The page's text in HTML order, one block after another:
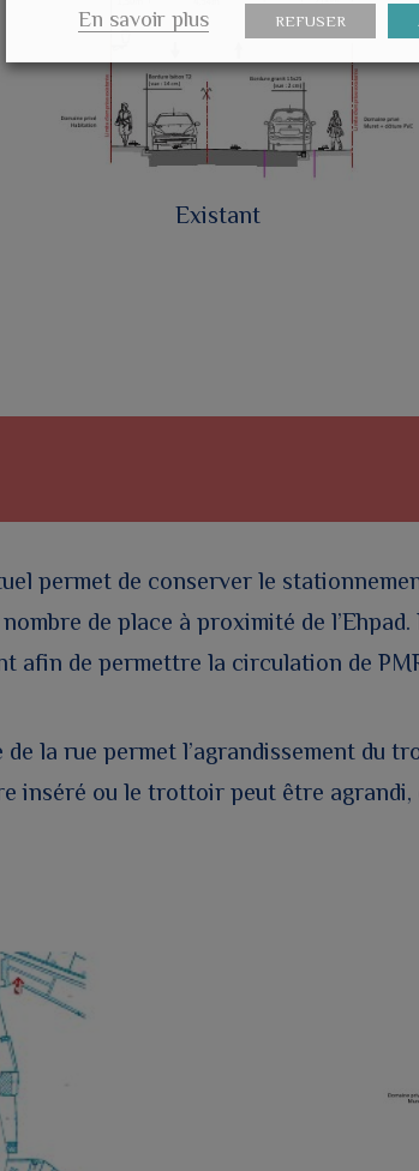
Existant
permet de conserver le
de place à proximité de
afin de permettre la circulation de
de la rue permet l’agrandissement du
inséré ou le trottoir peut être
En savoir plus REFUSER